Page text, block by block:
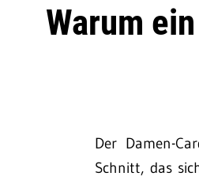
Warum
Der Damen-
Schnitt, das